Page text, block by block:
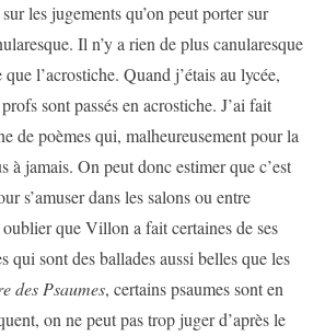
les jugements qu’on peut porter sur
Il n’y a rien de plus canularesque
l’acrostiche. Quand j’étais au lycée,
sont passés en acrostiche. J’ai fait
de poèmes qui, malheureusement pour la
à jamais. On peut donc estimer que c’est
s’amuser dans les salons ou entre
que Villon a fait certaines de ses
qui sont des ballades aussi belles que les
des Psaumes, certains psaumes sont en
on ne peut pas trop juger d’après le